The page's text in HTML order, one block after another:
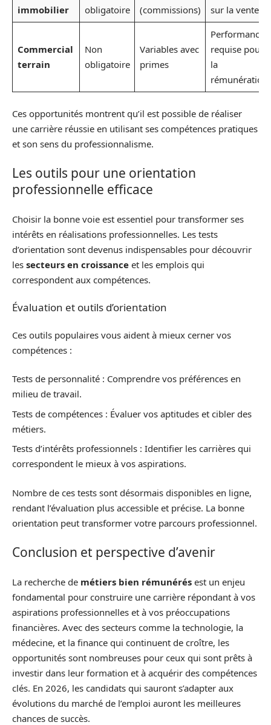
immobilier
obligatoire
(commissions)
sur la vente
Commercial
terrain
Non
obligatoire
Variables avec
primes
Performance
requise pour
la
rémunération
Ces opportunités montrent qu’il est possible de réaliser
une carrière réussie en utilisant ses compétences pratiques
et son sens du professionnalisme.
Les outils pour une orientation
professionnelle efficace
Choisir la bonne voie est essentiel pour transformer ses
intérêts en réalisations professionnelles. Les tests
d’orientation sont devenus indispensables pour découvrir
les secteurs en croissance et les emplois qui
correspondent aux compétences.
Évaluation et outils d’orientation
Ces outils populaires vous aident à mieux cerner vos
compétences :
Tests de personnalité : Comprendre vos préférences en
milieu de travail.
Tests de compétences : Évaluer vos aptitudes et cibler des
métiers.
Tests d’intérêts professionnels : Identifier les carrières qui
correspondent le mieux à vos aspirations.
Nombre de ces tests sont désormais disponibles en ligne,
rendant l’évaluation plus accessible et précise. La bonne
orientation peut transformer votre parcours professionnel.
Conclusion et perspective d’avenir
La recherche de métiers bien rémunérés est un enjeu
fondamental pour construire une carrière répondant à vos
aspirations professionnelles et à vos préoccupations
financières. Avec des secteurs comme la technologie, la
médecine, et la finance qui continuent de croître, les
opportunités sont nombreuses pour ceux qui sont prêts à
investir dans leur formation et à acquérir des compétences
clés. En 2026, les candidats qui sauront s’adapter aux
évolutions du marché de l’emploi auront les meilleures
chances de succès.